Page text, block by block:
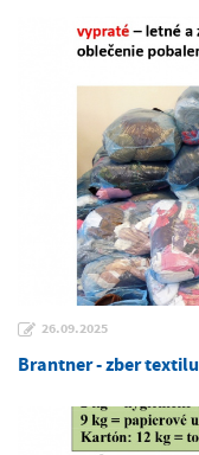
26.09.2025
Brantner - zber textilu